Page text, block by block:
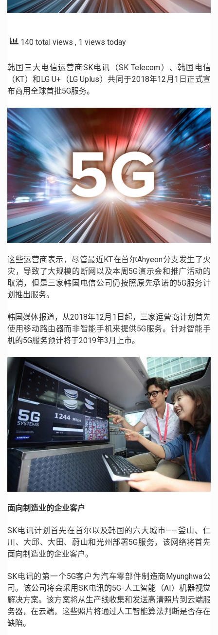
140 total views , 1 views today
韩国三大电信运营商SK电讯（SK Telecom）、韩国电信
（ KT）和 LG U+ （ LG Uplus）共同于2018年12月 1 日正式宣
布商用全球首批5G服务。
这些运营商表示，尽管最近KT在首尔Ahyeon分支发生了火
灾，导致了大规模的断网以及本周 5G演示会和推广活动的
取消，但是三家韩国电信公司仍按照原先承诺的5G服务计
划推出服务。
韩国媒体报道，从2018年12月 1 日起，三家运营商计划首先
使用移动路由器而非智能手机来提供5G服务。针对智能手
机的5G服务预计将于2019年3月上市。
面向制造业的企业客户
SK电讯计划首先在首尔以及韩国的六大城市——釜山、仁
川、大邱、大田、蔚山和光州部署5G服务，该网络将首先
面向制造业的企业客户。
SK电讯的第一个5G客户为汽车零部件制造商Myunghwa公
司。该公司将会采用SK电讯的5G- 人工智能（AI）机器视觉
解决方案。该方案将从生产线收集和发送高清照片到云端服
务器，在云端，这些照片将通过人工智能算法判断是否存在
缺陷。